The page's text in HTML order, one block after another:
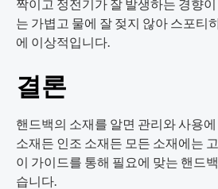
짝이고 정전기가 잘 발생하는 경향
는 가볍고 물에 잘 젖지 않아 스포티
에 이상적입니다.
결론
핸드백의 소재를 알면 관리와 사용
소재든 인조 소재든 모든 소재에는
이 가이드를 통해 필요에 맞는 핸드
습니다.